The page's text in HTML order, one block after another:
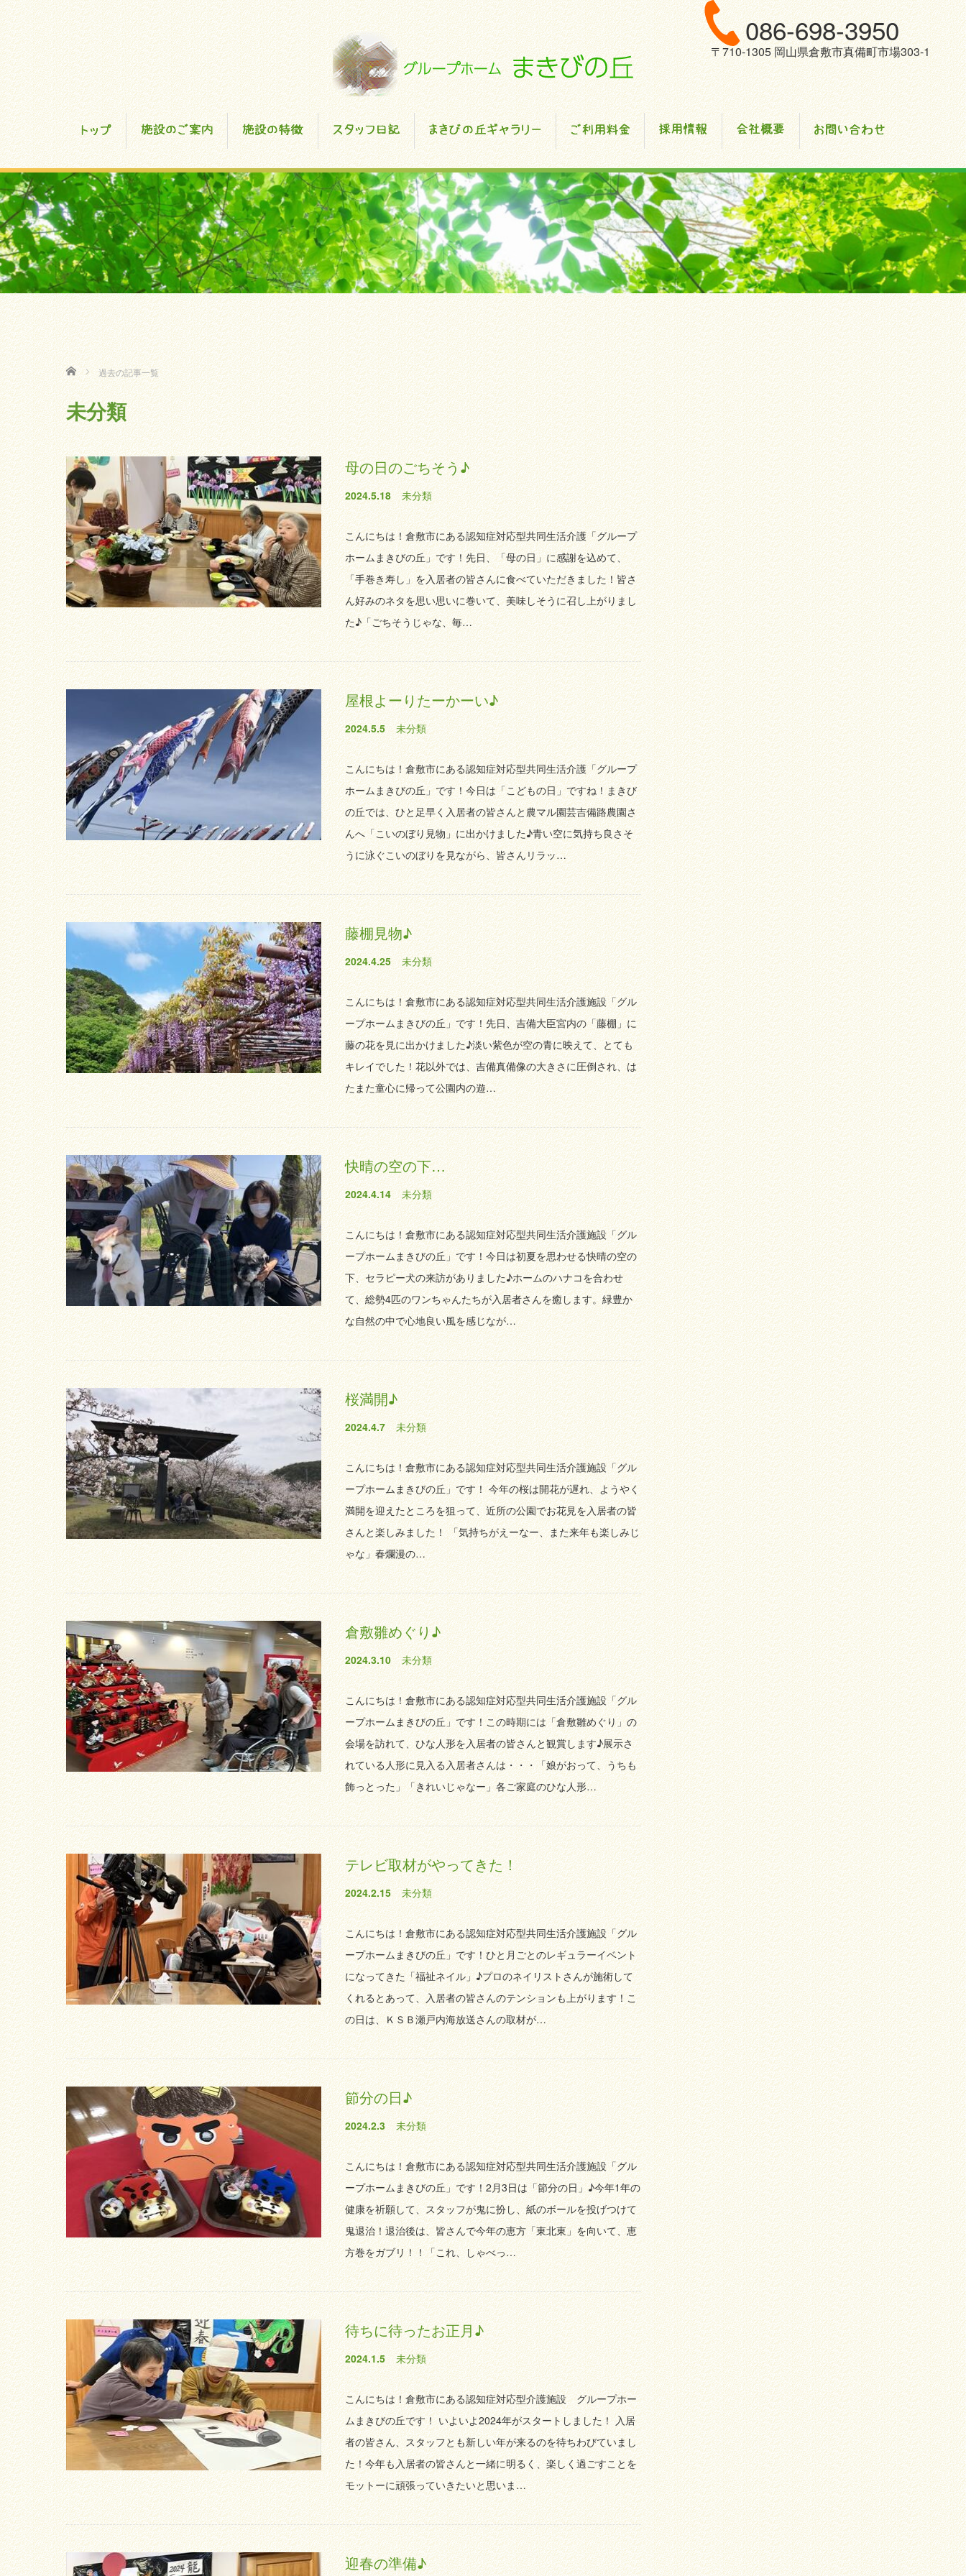
086-698-3950
〒710-1305 岡山県倉敷市真備町市場303-1
ホーム 過去の記事一覧
未分類
母の日のごちそう♪
2024.5.18 未分類
こんにちは！倉敷市にある認知症対応型共同生活介護「グループ
ホームまきびの丘」です！先日、「母の日」に感謝を込めて、
「手巻き寿し」を入居者の皆さんに食べていただきました！皆さ
ん好みのネタを思い思いに巻いて、美味しそうに召し上がりまし
た♪「ごちそうじゃな、毎…
屋根よーりたーかーい♪
2024.5.5 未分類
こんにちは！倉敷市にある認知症対応型共同生活介護「グループ
ホームまきびの丘」です！今日は「こどもの日」ですね！まきび
の丘では、ひと足早く入居者の皆さんと農マル園芸吉備路農園さ
んへ「こいのぼり見物」に出かけました♪青い空に気持ち良さそ
うに泳ぐこいのぼりを見ながら、皆さんリラッ…
藤棚見物♪
2024.4.25 未分類
こんにちは！倉敷市にある認知症対応型共同生活介護施設「グル
ープホームまきびの丘」です！先日、吉備大臣宮内の「藤棚」に
藤の花を見に出かけました♪淡い紫色が空の青に映えて、とても
キレイでした！花以外では、吉備真備像の大きさに圧倒され、は
たまた童心に帰って公園内の遊…
快晴の空の下…
2024.4.14 未分類
こんにちは！倉敷市にある認知症対応型共同生活介護施設「グル
ープホームまきびの丘」です！今日は初夏を思わせる快晴の空の
下、セラピー犬の来訪がありました♪ホームのハナコを合わせ
て、総勢4匹のワンちゃんたちが入居者さんを癒します。緑豊か
な自然の中で心地良い風を感じなが…
桜満開♪
2024.4.7 未分類
こんにちは！倉敷市にある認知症対応型共同生活介護施設「グル
ープホームまきびの丘」です！ 今年の桜は開花が遅れ、ようやく
満開を迎えたところを狙って、近所の公園でお花見を入居者の皆
さんと楽しみました！ 「気持ちがえーなー、また来年も楽しみじ
ゃな」春爛漫の…
倉敷雛めぐり♪
2024.3.10 未分類
こんにちは！倉敷市にある認知症対応型共同生活介護施設「グル
ープホームまきびの丘」です！この時期には「倉敷雛めぐり」の
会場を訪れて、ひな人形を入居者の皆さんと観賞します♪展示さ
れている人形に見入る入居者さんは・・・「娘がおって、うちも
飾っとった」「きれいじゃなー」各ご家庭のひな人形…
テレビ取材がやってきた！
2024.2.15 未分類
こんにちは！倉敷市にある認知症対応型共同生活介護施設「グル
ープホームまきびの丘」です！ひと月ごとのレギュラーイベント
になってきた「福祉ネイル」♪プロのネイリストさんが施術して
くれるとあって、入居者の皆さんのテンションも上がります！こ
の日は、ＫＳＢ瀬戸内海放送さんの取材が…
節分の日♪
2024.2.3 未分類
こんにちは！倉敷市にある認知症対応型共同生活介護施設「グル
ープホームまきびの丘」です！2月3日は「節分の日」♪今年1年の
健康を祈願して、スタッフが鬼に扮し、紙のボールを投げつけて
鬼退治！退治後は、皆さんで今年の恵方「東北東」を向いて、恵
方巻をガブリ！！「これ、しゃべっ…
待ちに待ったお正月♪
2024.1.5 未分類
こんにちは！倉敷市にある認知症対応型介護施設 グループホー
ムまきびの丘です！ いよいよ2024年がスタートしました！ 入居
者の皆さん、スタッフとも新しい年が来るのを待ちわびていまし
た！今年も入居者の皆さんと一緒に明るく、楽しく過ごすことを
モットーに頑張っていきたいと思いま…
迎春の準備♪